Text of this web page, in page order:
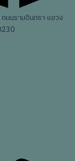
นนรามอินทรา แขวง